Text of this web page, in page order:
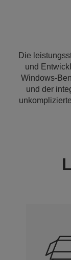
Die
und
Windows-
und der